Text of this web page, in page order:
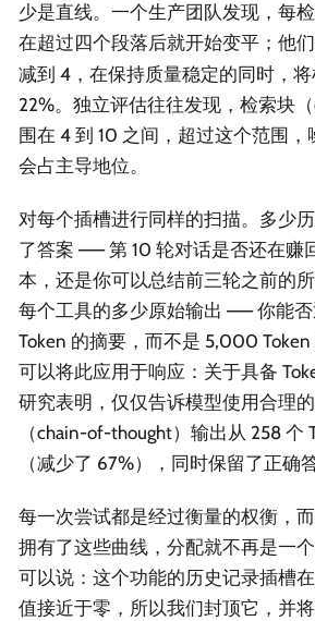
少是直线。一个生产团队发现，每
在超过四个段落后就开始变平；他
减到 4，在保持质量稳定的同时，
22%。独立评估往往发现，检索块
围在 4 到 10 之间，超过这个范围
会占主导地位。
对每个插槽进行同样的扫描。多少
了答案 —— 第 10 轮对话是否还在赚
本，还是你可以总结前三轮之前的
每个工具的多少原始输出 —— 你能
Token 的摘要，而不是 5,000 Token
可以将此应用于响应：关于具备
研究表明，仅仅告诉模型使用合理
（chain-of-thought）输出从 258 个
（减少了 67%），同时保留了正确
每一次尝试都是经过衡量的权衡，
拥有了这些曲线，分配就不再是一
可以说：这个功能的历史记录插槽
值接近于零，所以我们封顶它，并